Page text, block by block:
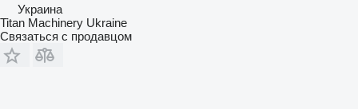
Украина
Titan Machinery Ukraine
Связаться с продавцом